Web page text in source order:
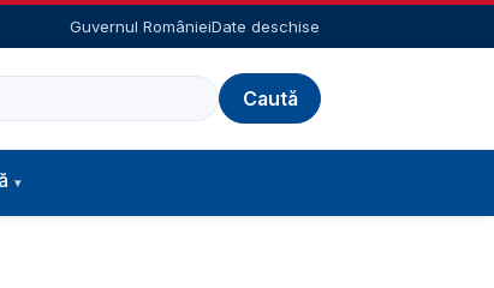
Guvernul RomânieiDate deschise